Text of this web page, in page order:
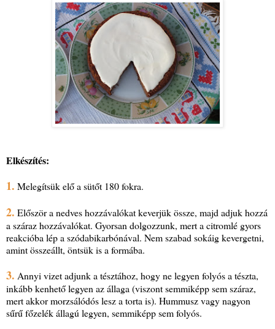
Elkészítés:
1. Melegítsük elő a sütőt 180 fokra.
2. Először a nedves hozzávalókat keverjük össze, majd adjuk hozzá
a száraz hozzávalókat. Gyorsan dolgozzunk, mert a citromlé gyors
reakcióba lép a szódabikarbónával. Nem szabad sokáig kevergetni,
amint összeállt, öntsük is a formába.
3. Annyi vizet adjunk a tésztához, hogy ne legyen folyós a tészta,
inkább kenhető legyen az állaga (viszont semmiképp sem száraz,
mert akkor morzsálódós lesz a torta is). Hummusz vagy nagyon
sűrű főzelék állagú legyen, semmiképp sem folyós.